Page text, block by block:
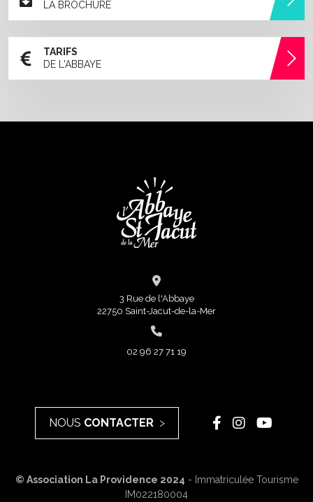
LA BROCHURE
TARIFS
DE L'ABBAYE
3 Rue de l'Abbaye
22750 Saint-Jacut-de-la-Mer
02 96 27 71 19
NOUS CONTACTER
© Association La Providence 2024 - Immatriculée Tourisme
IM022180004